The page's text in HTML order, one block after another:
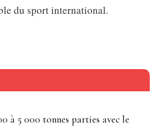
du sport international.
à 5 000 tonnes parties avec le